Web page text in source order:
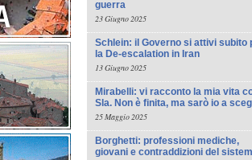
guerra
23 Giugno 2025
Schlein: il Governo si attivi subito
la De-escalation in Iran
13 Giugno 2025
Mirabelli: vi racconto la mia vita
Sla. Non è finita, ma sarò io a
25 Maggio 2025
Borghetti: professioni mediche,
giovani e contraddizioni del